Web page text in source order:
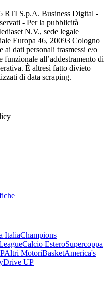
RTI S.p.A. Business Digital -
- Per la pubblicità
N.V., sede legale
Europa 46, 20093 Cologno
ai dati personali trasmessi e/o
all’addestramento di
È altresì fatto divieto
di data scraping.
ItaliaChampions
Calcio EsteroSupercoppa
Altri MotoriBasketAmerica's
Drive UP